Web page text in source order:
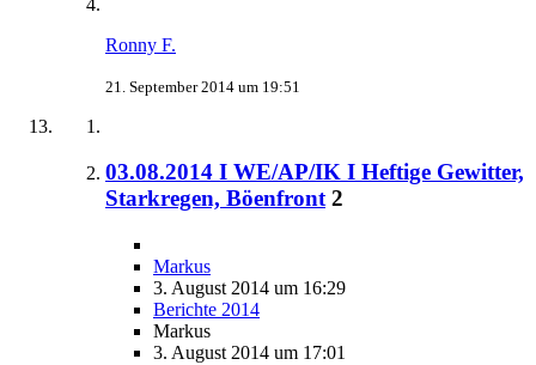
Ronny F.
21. September 2014 um 19:51
03.08.2014 I WE/AP/IK I Heftige Gewitter,
Starkregen, Böenfront 2
Markus
3. August 2014 um 16:29
Berichte 2014
Markus
3. August 2014 um 17:01